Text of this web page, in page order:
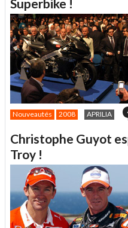
Superbike !
Nouveautés 2008 APRILIA
Christophe Guyot
Troy !